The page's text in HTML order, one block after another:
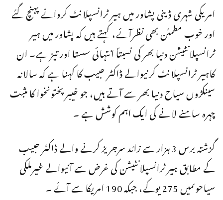
امریکی شہری ڈینی پشاور میں ہیر ٹرانسپلانٹ کروانے پہنچ گئے
اور خوب مطمئن بھی نظرآئے، کہتے ہیں کہ پشاور میں ہیر
ٹرانسپلانٹیشن دنیا بھر کی نسبتاً انتہائی سستا اور تیز ہے۔ ان
کاہیر ٹرانسپلانٹ کرنیوالے ڈاکٹر حبیب کا کہنا ہے کہ سالانہ
سینکڑوں سیاح دنیا بھر سے آتے ہیں، جو خیبرپختونخوا کا مثبت
چہرہ سامنے لانے کی ایک اہم کوشش ہے ۔
گزشتہ برس 3 ہزار سے زائد سرجریز کرنے والے ڈاکٹر حبیب
کے مطابق ہیر ٹرانسپلانٹیشن کی غرض سے آنیوالے غیرملکی
سیاحوںمیں 275 یوکے، جبکہ 190 امریکا سے آئے ۔